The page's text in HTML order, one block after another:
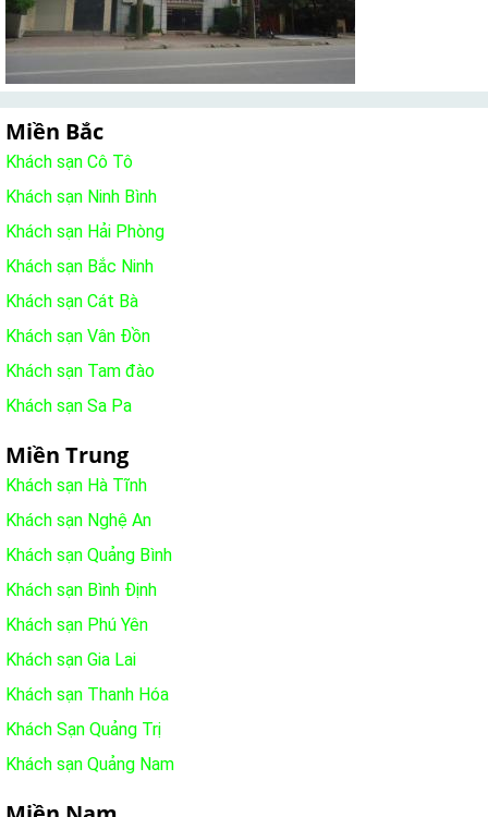
Miền Bắc
Khách sạn Cô Tô
Khách sạn Ninh Bình
Khách sạn Hải Phòng
Khách sạn Bắc Ninh
Khách sạn Cát Bà
Khách sạn Vân Đồn
Khách sạn Tam đào
Khách sạn Sa Pa
Miền Trung
Khách sạn Hà Tĩnh
Khách sạn Nghệ An
Khách sạn Quảng Bình
Khách sạn Bình Định
Khách sạn Phú Yên
Khách sạn Gia Lai
Khách sạn Thanh Hóa
Khách Sạn Quảng Trị
Khách sạn Quảng Nam